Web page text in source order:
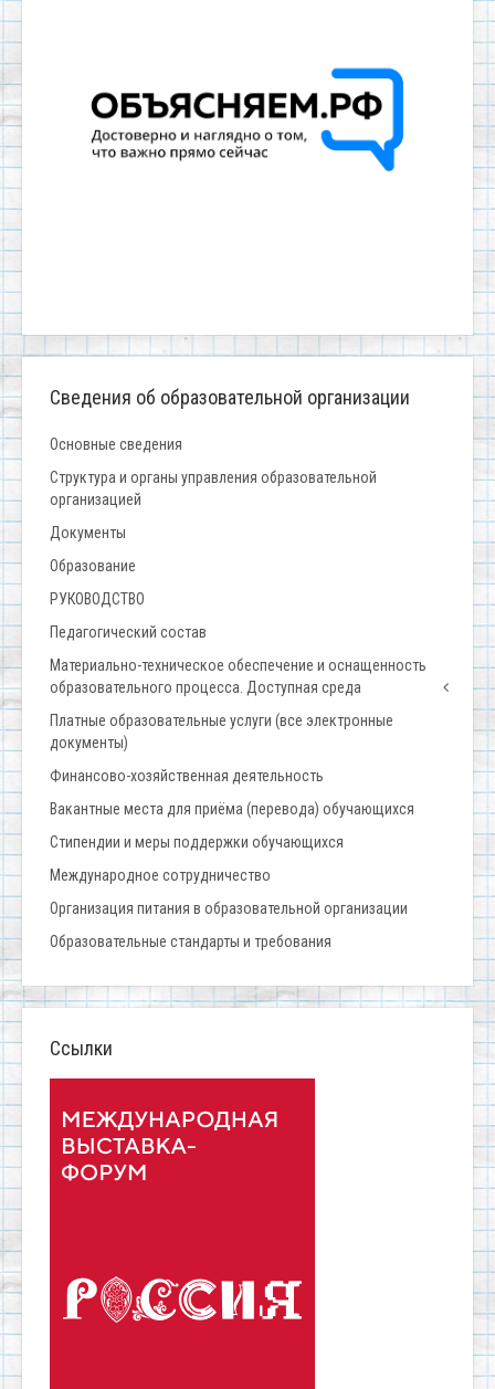
Сведения об образовательной организации
Основные сведения
Структура и органы управления образовательной
организацией
Документы
Образование
РУКОВОДСТВО
Педагогический состав
Материально-техническое обеспечение и оснащенность
образовательного процесса. Доступная среда
Платные образовательные услуги (все электронные
документы)
Финансово-хозяйственная деятельность
Вакантные места для приёма (перевода) обучающихся
Стипендии и меры поддержки обучающихся
Международное сотрудничество
Организация питания в образовательной организации
Образовательные стандарты и требования
Ссылки